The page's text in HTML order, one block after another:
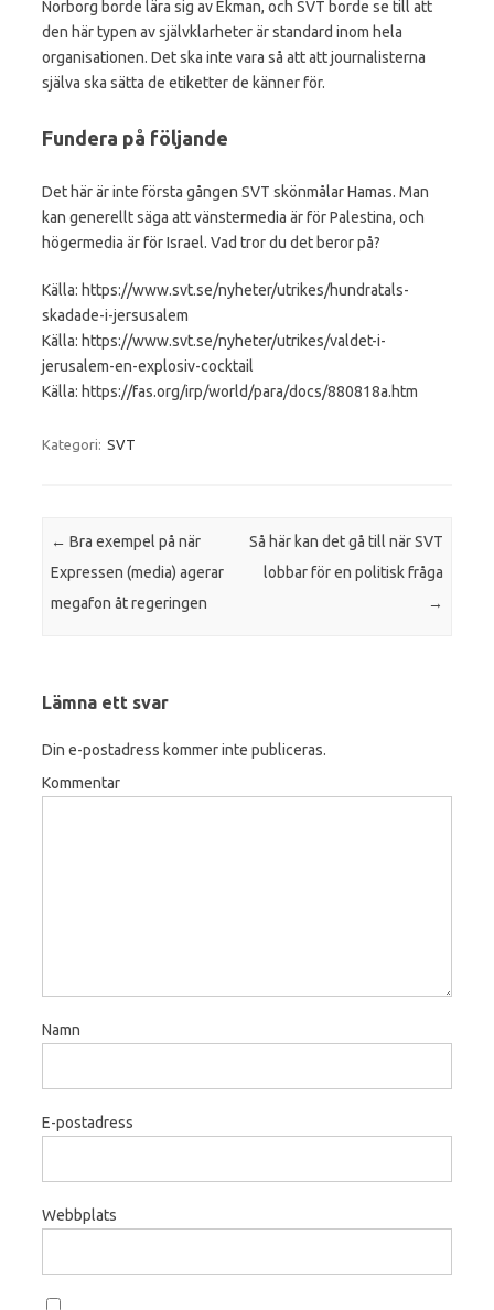
Norborg borde lära sig av Ekman, och SVT borde se till att
den här typen av självklarheter är standard inom hela
organisationen. Det ska inte vara så att att journalisterna
själva ska sätta de etiketter de känner för.
Fundera på följande
Det här är inte första gången SVT skönmålar Hamas. Man
kan generellt säga att vänstermedia är för Palestina, och
högermedia är för Israel. Vad tror du det beror på?
Källa: https://www.svt.se/nyheter/utrikes/hundratals-
skadade-i-jersusalem
Källa: https://www.svt.se/nyheter/utrikes/valdet-i-
jerusalem-en-explosiv-cocktail
Källa: https://fas.org/irp/world/para/docs/880818a.htm
Kategori: SVT
Inläggsnavigering
← Bra exempel på när
Expressen (media) agerar
megafon åt regeringen
Så här kan det gå till när SVT
lobbar för en politisk fråga
→
Lämna ett svar
Din e-postadress kommer inte publiceras.
Kommentar
Namn
E-postadress
Webbplats